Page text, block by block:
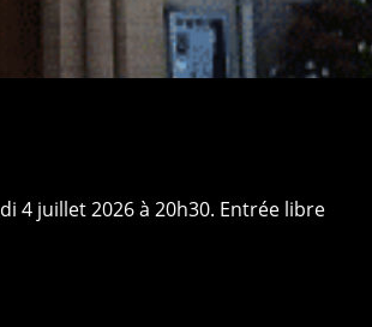
4 juillet 2026 à 20h30. Entrée libre